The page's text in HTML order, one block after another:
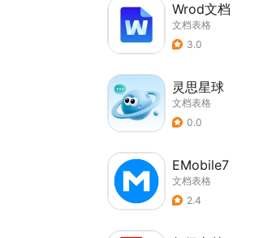
Wrod文档
文档表格
3.0
灵思星球
文档表格
0.0
EMobile7
文档表格
2.4